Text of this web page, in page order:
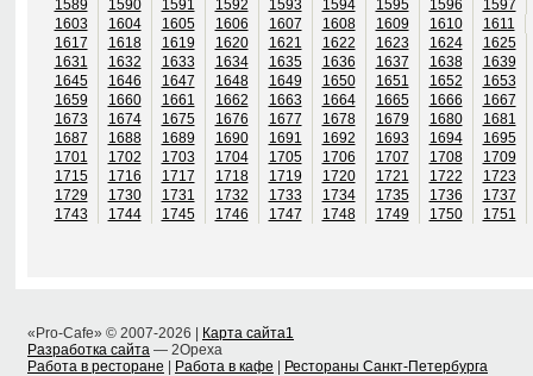
1589
1590 1591 1592 1593 1594 1595 1596
1597
1603
1604 1605 1606 1607 1608 1609 1610
1611
1617
1618 1619 1620 1621 1622 1623 1624
1625
1631
1632 1633 1634 1635 1636 1637 1638
1639
1645
1646 1647 1648 1649 1650 1651 1652
1653
1659
1660 1661 1662 1663 1664 1665 1666
1667
1673
1674 1675 1676 1677 1678 1679 1680
1681
1687
1688 1689 1690 1691 1692 1693 1694
1695
1701
1702 1703 1704 1705 1706 1707 1708
1709
1715
1716 1717 1718 1719 1720 1721 1722
1723
1729
1730 1731 1732 1733 1734 1735 1736
1737
1743
1744 1745 1746 1747 1748 1749 1750 1751
«Pro-Cafe» © 2007-2026 | Карта сайта1
Разработка сайта — 2Opexa
Работа в ресторане | Работа в кафе | Рестораны Санкт-Петербурга